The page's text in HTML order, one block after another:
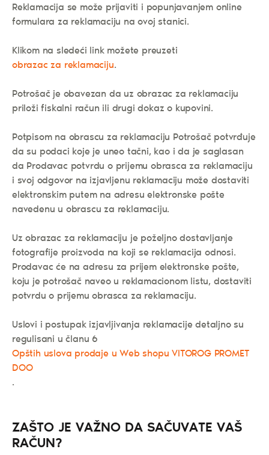
Reklamacija se može prijaviti i popunjavanjem online
formulara za reklamaciju na ovoj stanici.
Klikom na sledeći link možete preuzeti
obrazac za reklamaciju.
Potrošač je obavezan da uz obrazac za reklamaciju
priloži fiskalni račun ili drugi dokaz o kupovini.
Potpisom na obrascu za reklamaciju Potrošač potvrđuje
da su podaci koje je uneo tačni, kao i da je saglasan
da Prodavac potvrdu o prijemu obrasca za reklamaciju
i svoj odgovor na izjavljenu reklamaciju može dostaviti
elektronskim putem na adresu elektronske pošte
navedenu u obrascu za reklamaciju.
Uz obrazac za reklamaciju je poželjno dostavljanje
fotografije proizvoda na koji se reklamacija odnosi.
Prodavac će na adresu za prijem elektronske pošte,
koju je potrošač naveo u reklamacionom listu, dostaviti
potvrdu o prijemu obrasca za reklamaciju.
Uslovi i postupak izjavljivanja reklamacije detaljno su
regulisani u članu 6
Opštih uslova prodaje u Web shopu VITOROG PROMET
DOO
.
ZAŠTO JE VAŽNO DA SAČUVATE VAŠ
RAČUN?